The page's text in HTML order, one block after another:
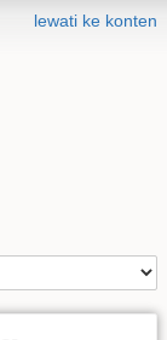
lewati ke konten